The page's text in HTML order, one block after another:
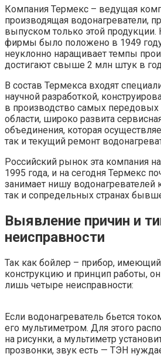
Компания Термекс – ведущая
производящая водонагреватели,
выпуском только этой продукции.
фирмы было положено в 1949 году
неуклонно наращивает темпы
достигают свыше 2 млн штук в
В состав Термекса входят
научной разработкой,
в производство самых передовых
области, широко развита
объединения, которая
так и текущий ремонт
Российский рынок эта компания
1995 года, и на сегодня Термекс
занимает нишу
так и сопредельных странах
Выявление причин и
неисправности
Так как бойлер – прибор,
конструкцию и принцип работы,
лишь четыре неисправности:
Если водонагреватель бьется
его мультиметром. Для этого
на рисунки, а мультиметр
прозвонки, звук есть — ТЭН